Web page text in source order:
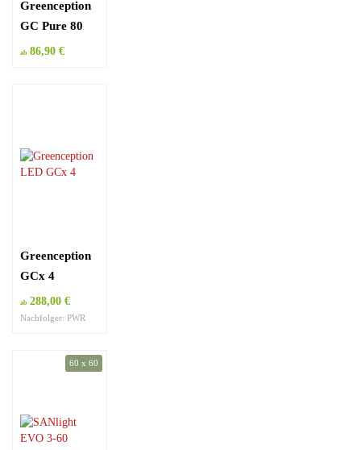
Greenception
GC Pure 80
Watt
ab 86,90 €
Greenception
GCx 4
ab 288,00 €
Nachfolger: PWR
60 x 60